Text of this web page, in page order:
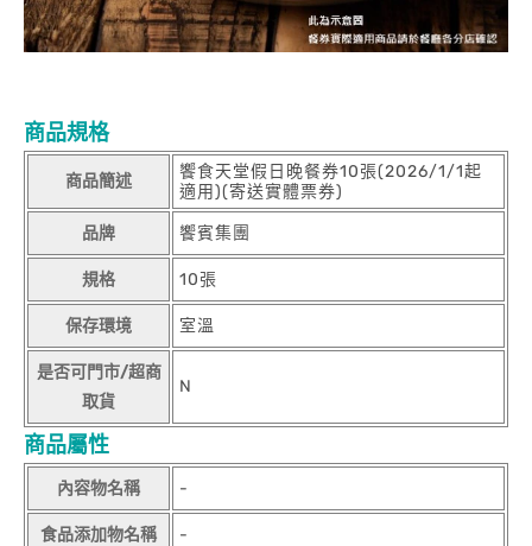
商品規格
商品簡述
饗食天堂假日晚餐券10張(2026/1/1起
適用)(寄送實體票券)
品牌 饗賓集團
規格 10張
保存環境 室溫
是否可門市/超商
取貨
N
商品屬性
內容物名稱 -
食品添加物名稱 -